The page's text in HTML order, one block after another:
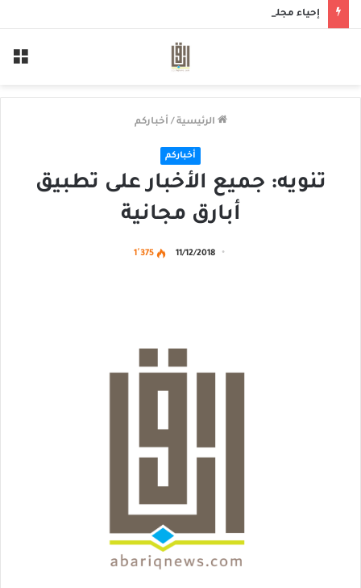
إحياء مجلس حسيني بمأتم الحاج أحمد منصور الخميس
الرئيسية / أخباركم
أخباركم
تنويه: جميع الأخبار على تطبيق
أبارق مجانية
11/12/2018 1٬375